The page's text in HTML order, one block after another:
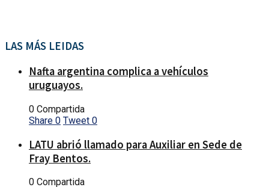
LAS MÁS LEIDAS
Nafta argentina complica a vehículos
uruguayos.
0 Compartida
Share 0 Tweet 0
LATU abrió llamado para Auxiliar en Sede de
Fray Bentos.
0 Compartida